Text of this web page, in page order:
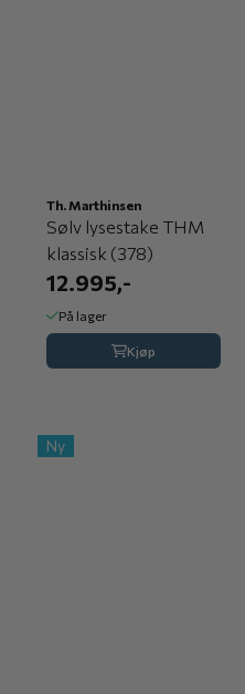
Th. Marthinsen
Sølv lysestake THM
klassisk (378)
12.995,-
På lager
Kjøp
Ny